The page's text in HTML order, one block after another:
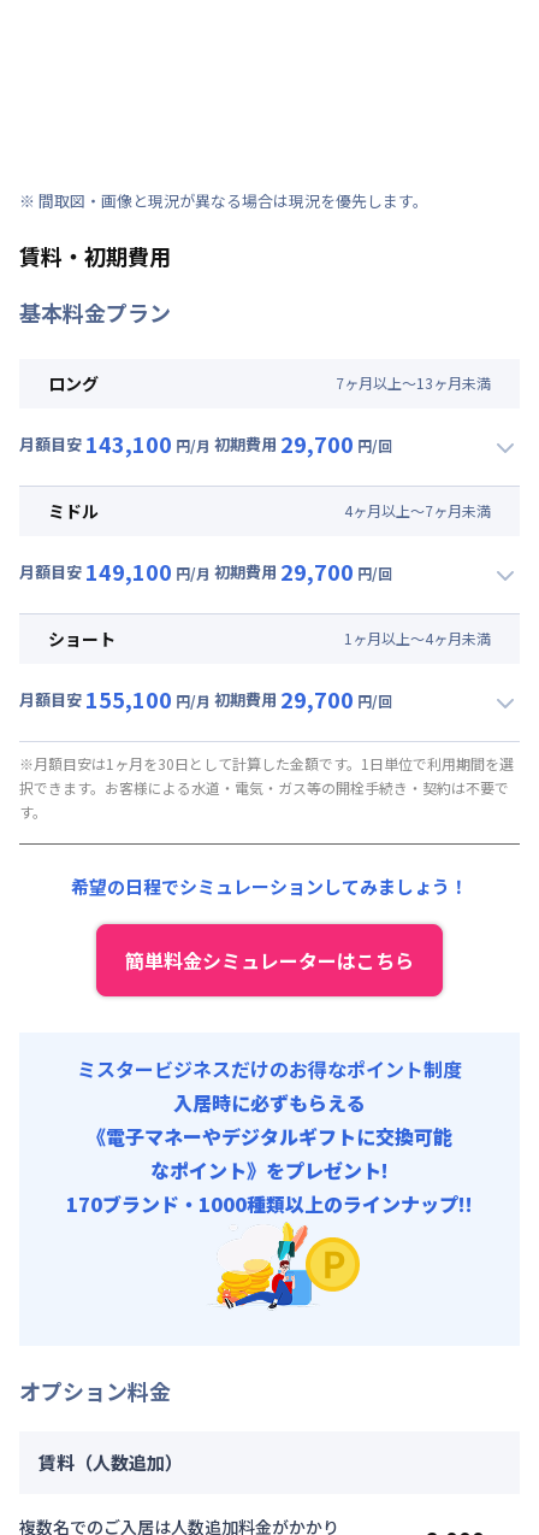
※ 間取図・画像と現況が異なる場合は現況を優先します。
賃料・初期費用
基本料金プラン
ロング 7ヶ月以上～13ヶ月未満
月額目安 143,100 円/月 初期費用 29,700 円/回
月額賃料目安(30日利用)
光熱費他 : 21,000円/月 (700円/日) (税抜)
ミドル 4ヶ月以上～7ヶ月未満
月額目安 149,100 円/月 初期費用 29,700 円/回
月額賃料目安(30日利用)
光熱費他 : 21,000円/月 (700円/日) (税抜)
ショート 1 ヶ月以上～4ヶ月未満
月額目安 155,100 円/月 初期費用 29,700 円/回
月額賃料目安(30日利用)
賃料 : 132,000円/月 (4,400円/日)
光熱費他 :
※月額目安は1ヶ月を30日として計算した金額です。1日単位で利用期間を選
択できます。お客様による水道・電気・ガス等の開栓手続き・契約は不要で
す。
希望の日程でシミュレーションしてみましょう！
簡単料金シミュレーターはこちら
ミスタービジネスだけのお得なポイント制度
入居時に必ずもらえる
《電子マネーやデジタルギフトに交換可能
なポイント》をプレゼント!
170ブランド・1000種類以上のラインナップ!!
オプション料金
賃料（人数追加）
複数名でのご入居は人数追加料金がかかり